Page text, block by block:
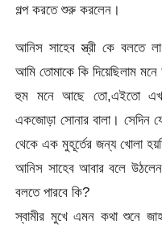
গল্প করতে শুরু করলেন।
আনিস সাহেব স্ত্রী কে বলতে
আমি তোমাকে কি দিয়েছিলাম
হুম মনে আছে তো,এইতো
একজোড়া সোনার বালা। সেদিন
থেকে এক মুহূর্তের জন্য খোলা
আনিস সাহেব আবার বলে
বলতে পারবে কি?
স্বামীর মুখে এমন কথা শুনে